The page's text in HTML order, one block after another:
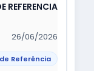
REFERENCIA
26/06/2026
Referência